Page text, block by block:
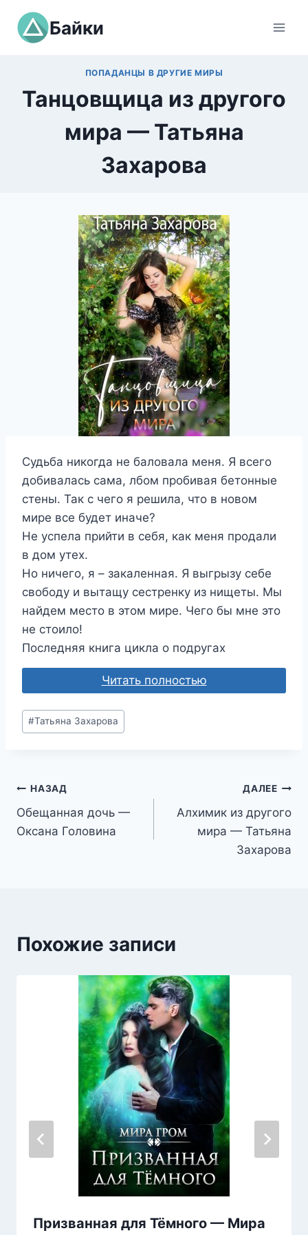
Перейти
содержимому
Байки
ПОПАДАНЦЫ В ДРУГИЕ МИРЫ
Танцовщица из другого
мира — Татьяна
Захарова
Судьба никогда не баловала меня. Я всего
добивалась сама, лбом пробивая бетонные
стены. Так с чего я решила, что в новом
мире все будет иначе?
Не успела прийти в себя, как меня продали
в дом утех.
Но ничего, я – закаленная. Я выгрызу себе
свободу и вытащу сестренку из нищеты. Мы
найдем место в этом мире. Чего бы мне это
не стоило!
Последняя книга цикла о подругах
Читать полностью
Метки
записи:
#Татьяна Захарова
Навигация
по
НАЗАД
Обещанная дочь —
Оксана Головина
ДАЛЕЕ
Алхимик из другого
мира — Татьяна
Захарова
Похожие записи
Призванная для Тёмного — Мира